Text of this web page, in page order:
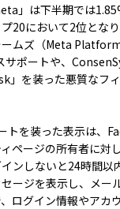
」は下半期では
20において2位とな
ームズ（Meta
ポートや、
」を装った悪質なフ
トを装った表示は、
ページの所有者に対
ンしないと24時間以
ージを表示し、メー
ログイン情報やアカ